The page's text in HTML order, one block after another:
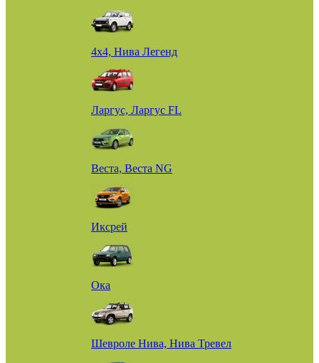
4х4, Нива Легенд
Ларгус, Ларгус FL
Веста, Веста NG
Иксрей
Ока
Шевроле Нива, Нива Тревел